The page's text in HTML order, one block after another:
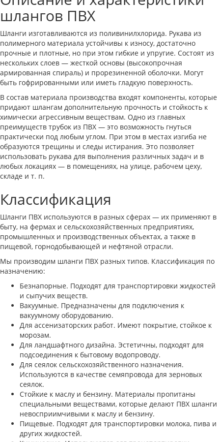
шлангов ПВХ
Шланги изготавливаются из поливинилхлорида. Рукава из
полимерного материала устойчивы к износу, достаточно
прочные и плотные, но при этом гибкие и упругие. Состоят из
нескольких слоев — жесткой основы (высокопрочная
армированная спираль) и прорезиненной оболочки. Могут
быть гофрированными или иметь гладкую поверхность.
В состав материала производства входят компоненты, которые
придают шлангам дополнительную прочность и стойкость к
химически агрессивным веществам. Одно из главных
преимуществ трубок из ПВХ — это возможность гнуться
практически под любым углом. При этом в местах изгиба не
образуются трещины и следы истирания. Это позволяет
использовать рукава для выполнения различных задач и в
любых локациях — в помещениях, на улице, рабочем цеху,
складе и т. п.
Классификация
Шланги ПВХ используются в разных сферах — их применяют в
быту, на фермах и сельскохозяйственных предприятиях,
промышленных и производственных объектах, а также в
пищевой, горнодобывающей и нефтяной отрасли.
Мы производим шланги ПВХ разных типов. Классификация по
назначению:
Безнапорные. Подходят для транспортировки жидкостей
и сыпучих веществ.
Вакуумные. Предназначены для подключения к
вакуумному оборудованию.
Для ассенизаторских работ. Имеют покрытие, стойкое к
морозам.
Для ландшафтного дизайна. Эстетичны, подходят для
подсоединения к бытовому водопроводу.
Для сеялок сельскохозяйственного назначения.
Используются в качестве семяпровода для зерновых
сеялок.
Стойкие к маслу и бензину. Материалы пропитаны
специальными веществами, которые делают ПВХ шланги
невосприимчивыми к маслу и бензину.
Пищевые. Подходят для транспортировки молока, пива и
других жидкостей.